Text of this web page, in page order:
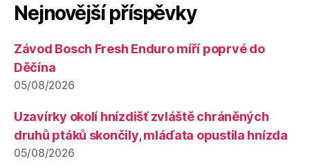
Nejnovější příspěvky
Závod Bosch Fresh Enduro míří poprvé do
Děčína
05/08/2026
Uzavírky okolí hnízdišť zvláště chráněných
druhů ptáků skončily, mláďata opustila hnízda
05/08/2026